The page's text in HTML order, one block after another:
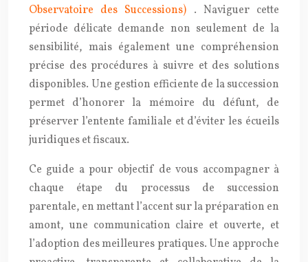
Observatoire des Successions) . Naviguer cette
période délicate demande non seulement de la
sensibilité, mais également une compréhension
précise des procédures à suivre et des solutions
disponibles. Une gestion efficiente de la succession
permet d’honorer la mémoire du défunt, de
préserver l’entente familiale et d’éviter les écueils
juridiques et fiscaux.
Ce guide a pour objectif de vous accompagner à
chaque étape du processus de succession
parentale, en mettant l’accent sur la préparation en
amont, une communication claire et ouverte, et
l’adoption des meilleures pratiques. Une approche